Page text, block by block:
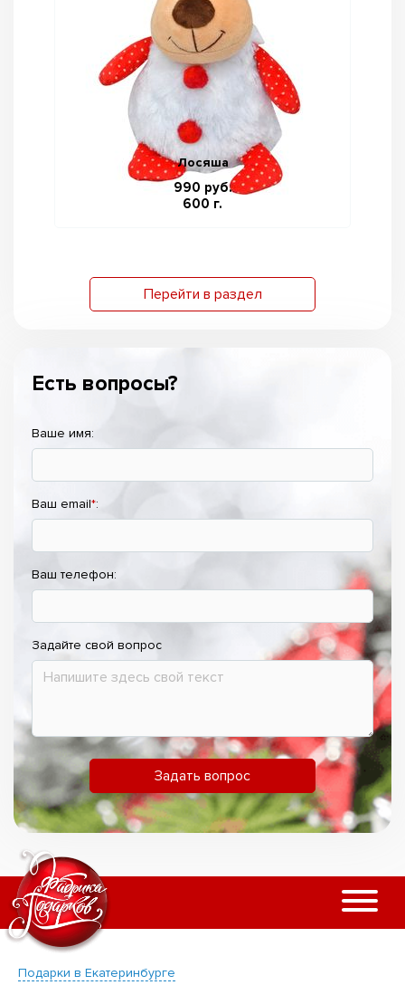
Лосяша
990 руб.
600 г.
Перейти в раздел
Есть вопросы?
Ваше имя:
Ваш email*:
Ваш телефон:
Задайте свой вопрос
Задать вопрос
Подарки в Екатеринбурге